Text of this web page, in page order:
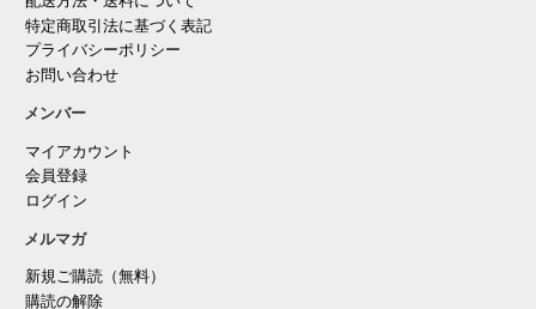
特定商取引法に基づく表記
プライバシーポリシー
お問い合わせ
メンバー
マイアカウント
会員登録
ログイン
メルマガ
新規ご購読（無料）
購読の解除